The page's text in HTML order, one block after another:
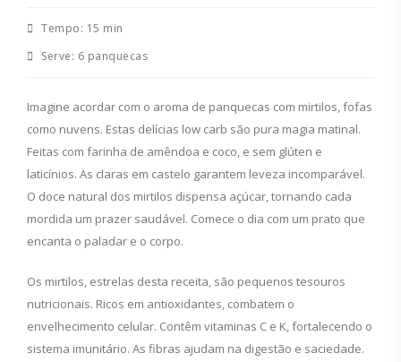
Tempo: 15 min
Serve: 6 panquecas
Imagine acordar com o aroma de panquecas com mirtilos, fofas
como nuvens. Estas delícias low carb são pura magia matinal.
Feitas com farinha de amêndoa e coco, e sem glúten e
laticínios. As claras em castelo garantem leveza incomparável.
O doce natural dos mirtilos dispensa açúcar, tornando cada
mordida um prazer saudável. Comece o dia com um prato que
encanta o paladar e o corpo.
Os mirtilos, estrelas desta receita, são pequenos tesouros
nutricionais. Ricos em antioxidantes, combatem o
envelhecimento celular. Contêm vitaminas C e K, fortalecendo o
sistema imunitário. As fibras ajudam na digestão e saciedade.